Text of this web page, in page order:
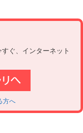
ぐ、インターネット
方へ